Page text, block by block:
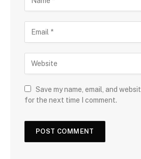
Save my name, email, and
for the next time I comment.